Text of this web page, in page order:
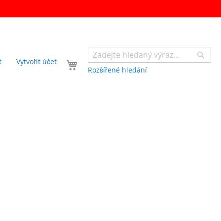
Rozšířené hledání
Váš košík
Vytvořit účet